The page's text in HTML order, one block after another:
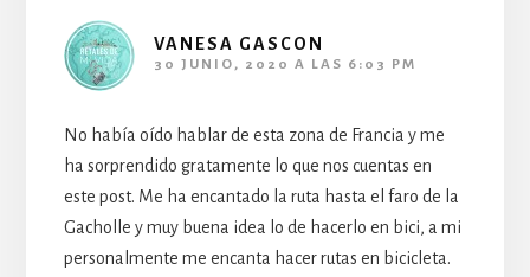
VANESA GASCON
30 JUNIO, 2020 A LAS 6:03 PM
No había oído hablar de esta zona de Francia y me
ha sorprendido gratamente lo que nos cuentas en
este post. Me ha encantado la ruta hasta el faro de la
Gacholle y muy buena idea lo de hacerlo en bici, a mi
personalmente me encanta hacer rutas en bicicleta.